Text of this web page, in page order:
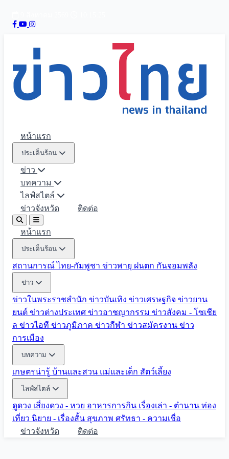
หน้าแรก
ประเด็นร้อน
ข่าว
บทความ
ไลฟ์สไตล์
ข่าวจังหวัด
ติดต่อ
หน้าแรก
ประเด็นร้อน
สถานการณ์ ไทย-กัมพูชา ข่าวพายุ ฝนตก กันจอมพลัง
ข่าว
ข่าวในพระราชสำนัก ข่าวบันเทิง ข่าวเศรษฐกิจ ข่าวยาน
ยนต์ ข่าวต่างประเทศ ข่าวอาชญากรรม ข่าวสังคม - โซเชีย
ล ข่าวไอที ข่าวภูมิภาค ข่าวกีฬา ข่าวสมัครงาน ข่าว
การเมือง
บทความ
เกษตรน่ารู้ บ้านและสวน แม่และเด็ก สัตว์เลี้ยง
ไลฟ์สไตล์
ดูดวง เสี่ยงดวง - หวย อาหารการกิน เรื่องเล่า - ตำนาน ท่อง
เที่ยว นิยาย - เรื่องสั้น สุขภาพ ศรัทธา - ความเชื่อ
ข่าวจังหวัด
ติดต่อ